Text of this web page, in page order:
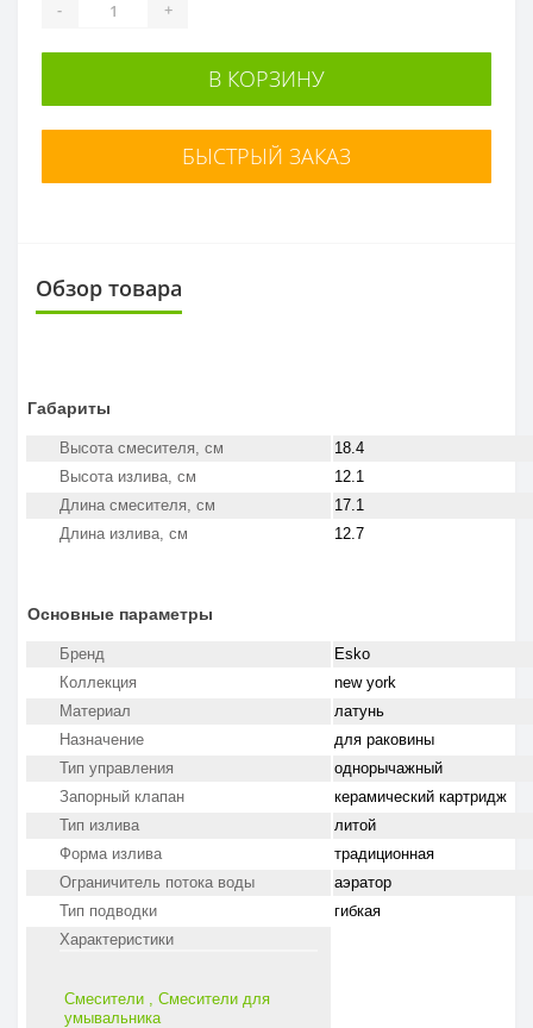
- +
В КОРЗИНУ
БЫСТРЫЙ ЗАКАЗ
Обзор товара
Габариты
Высота смесителя, см
18.4
Высота излива, см
12.1
Длина смесителя, см
17.1
Длина излива, см
12.7
Основные параметры
Бренд
Esko
Коллекция
new york
Материал
латунь
Назначение
для раковины
Тип управления
однорычажный
Запорный клапан
керамический картридж
Тип излива
литой
Форма излива
традиционная
Ограничитель потока воды
аэратор
Тип подводки
гибкая
Характеристики
Страна ввоза
Смесители ,Смесители для
умывальника